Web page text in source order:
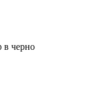
в черно